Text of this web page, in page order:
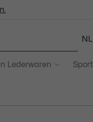
Lederwaren Sport
NL